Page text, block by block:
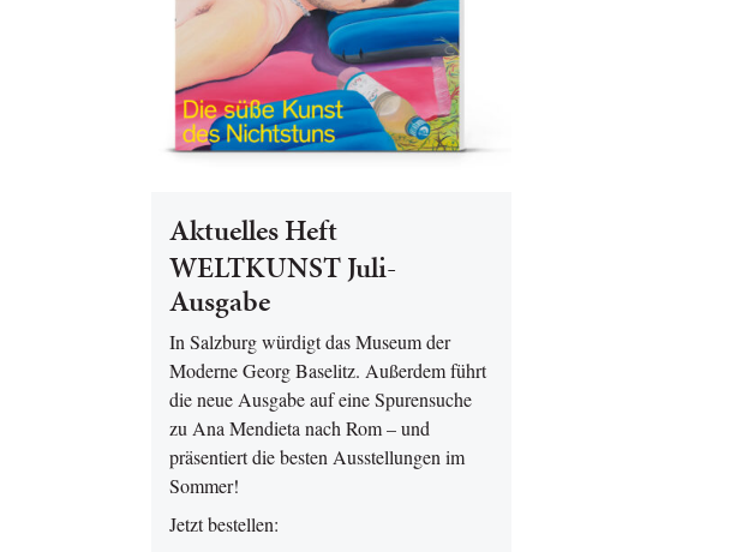
Aktuelles Heft
WELTKUNST Juli-
Ausgabe
In Salzburg würdigt das Museum der
Moderne Georg Baselitz. Außerdem führt
die neue Ausgabe auf eine Spurensuche
zu Ana Mendieta nach Rom – und
präsentiert die besten Ausstellungen im
Sommer!
Jetzt bestellen: